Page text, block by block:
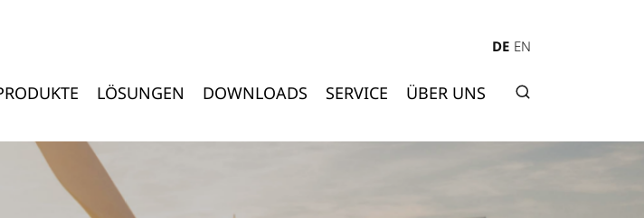
LÖSUNGEN DOWNLOADS SERVICE ÜBER UNS
DE EN